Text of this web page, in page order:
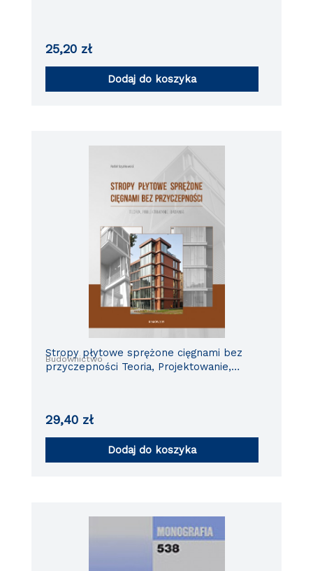
25,20 zł
Dodaj do koszyka
Budownictwo
Stropy płytowe sprężone cięgnami bez
przyczepności Teoria, Projektowanie,
29,40 zł
Dodaj do koszyka